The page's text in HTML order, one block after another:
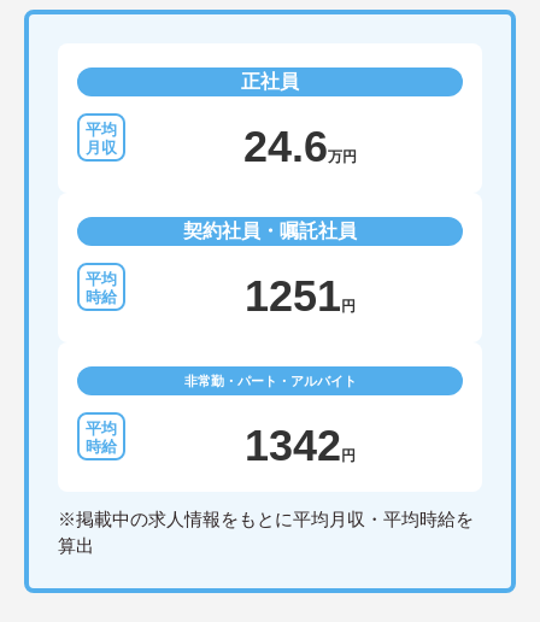
正社員
24.6万円
契約社員・嘱託社員
1251円
非常勤・パート・アルバイト
1342円
※掲載中の求人情報をもとに平均月収・平均時給を
算出